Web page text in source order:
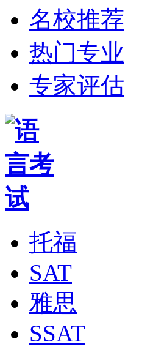
名校推荐
热门专业
专家评估
托福
SAT
雅思
SSAT